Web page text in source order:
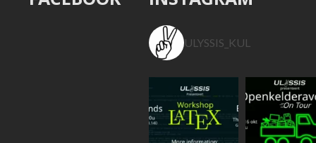
ULYSSIS_KUL